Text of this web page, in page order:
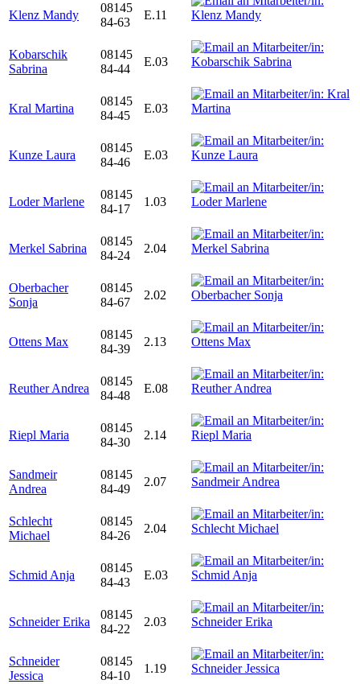
Klenz Mandy
08145
84-63
E.11
Kobarschik
Sabrina
08145
84-44
E.03
Kral Martina
08145
84-45
E.03
Kunze Laura
08145
84-46
E.03
Loder Marlene
08145
84-17
1.03
Merkel Sabrina
08145
84-24
2.04
Oberbacher
Sonja
08145
84-67
2.02
Ottens Max
08145
84-39
2.13
Reuther Andrea
08145
84-48
E.08
Riepl Maria
08145
84-30
2.14
Sandmeir
Andrea
08145
84-49
2.07
Schlecht
Michael
08145
84-26
2.04
Schmid Anja
08145
84-43
E.03
Schneider Erika
08145
84-22
2.03
Schneider
Jessica
08145
84-10
1.19